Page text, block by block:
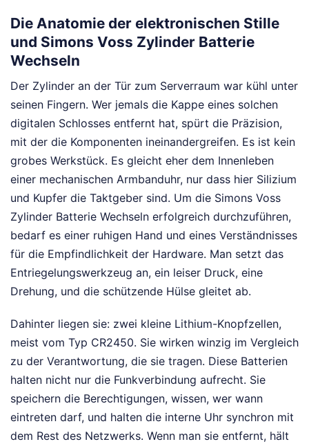
Die Anatomie der elektronischen Stille
und Simons Voss Zylinder Batterie
Wechseln
Der Zylinder an der Tür zum Serverraum war kühl unter
seinen Fingern. Wer jemals die Kappe eines solchen
digitalen Schlosses entfernt hat, spürt die Präzision,
mit der die Komponenten ineinandergreifen. Es ist kein
grobes Werkstück. Es gleicht eher dem Innenleben
einer mechanischen Armbanduhr, nur dass hier Silizium
und Kupfer die Taktgeber sind. Um die Simons Voss
Zylinder Batterie Wechseln erfolgreich durchzuführen,
bedarf es einer ruhigen Hand und eines Verständnisses
für die Empfindlichkeit der Hardware. Man setzt das
Entriegelungswerkzeug an, ein leiser Druck, eine
Drehung, und die schützende Hülse gleitet ab.
Dahinter liegen sie: zwei kleine Lithium-Knopfzellen,
meist vom Typ CR2450. Sie wirken winzig im Vergleich
zu der Verantwortung, die sie tragen. Diese Batterien
halten nicht nur die Funkverbindung aufrecht. Sie
speichern die Berechtigungen, wissen, wer wann
eintreten darf, und halten die interne Uhr synchron mit
dem Rest des Netzwerks. Wenn man sie entfernt, hält